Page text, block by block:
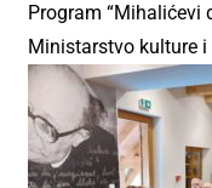
Program “Mihalićevi
Ministarstvo kulture